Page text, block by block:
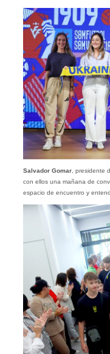
Salvador Gomar, presidente
con ellos una mañana de
espacio de encuentro y